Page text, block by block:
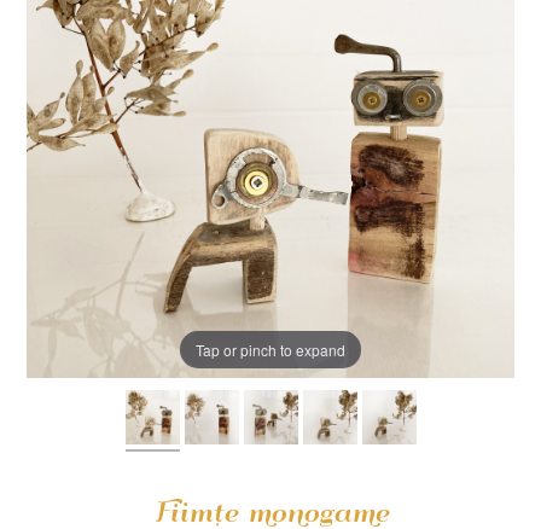
Tap or pinch to expand
Fiimțe monogame